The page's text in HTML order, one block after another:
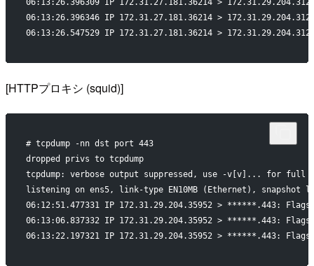
06:13:26.396309 IP 172.31.27.181.36214 >
06:13:26.396346 IP 172.31.27.181.36214 >
06:13:26.547529 IP 172.31.27.181.36214 >
[HTTPプロキシ (squid)]
# tcpdump -nn dst port 443
dropped privs to tcpdump
tcpdump: verbose output suppressed, use -v[v]... for full
listening on ens5, link-type EN10MB (Ethernet), snapshot
06:12:51.477331 IP 172.31.29.204.35952 > ******.443:
06:13:06.837332 IP 172.31.29.204.35952 > ******.443:
06:13:22.197321 IP 172.31.29.204.35952 > ******.443: